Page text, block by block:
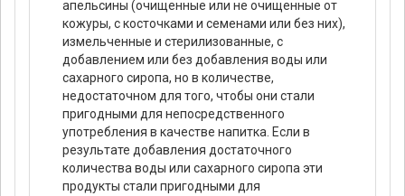
апельсины (очищенные или не очищенные от
кожуры, с косточками и семенами или без них),
измельченные и стерилизованные, с
добавлением или без добавления воды или
сахарного сиропа, но в количестве,
недостаточном для того, чтобы они стали
пригодными для непосредственного
употребления в качестве напитка. Если в
результате добавления достаточного
количества воды или сахарного сиропа эти
продукты стали пригодными для